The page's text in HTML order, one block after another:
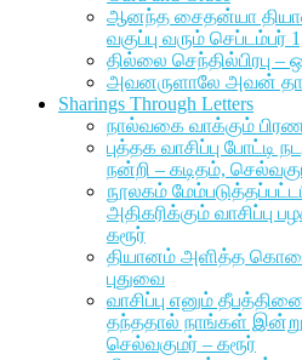
ஆனந்த சைதன்யா தியான
வகுப்பு வரும் செப்டம்பர்
தில்லை செந்தில்பிரபு –
அவனருளாலே அவன்
Sharings Through Letters
நால்வகை வாக்கும்
புத்தக வாசிப்பு
நன்றி – கடிதம்,
நூலகம்
அதிகரிக்கும் வாசிப்பு
கரூர்
தியானம் அளித்த
புதுவை
வாசிப்பு எனும்
தந்ததால் நாங்கள் இன்று
செல்வகுமர் – கரூர்